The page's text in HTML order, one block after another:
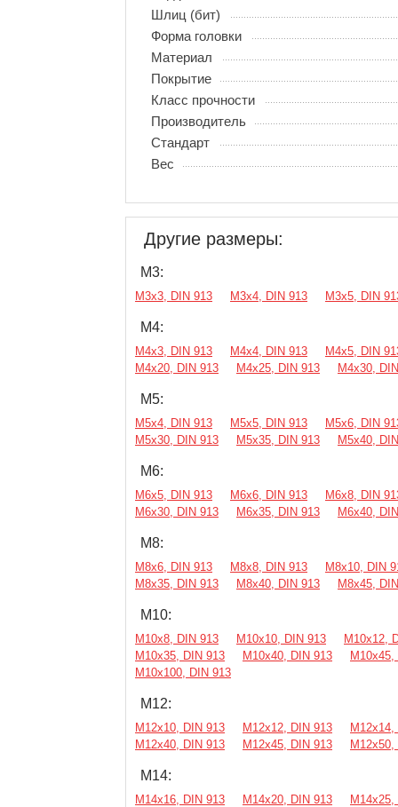
Шлиц (бит)
Форма головки
Материал
Покрытие
Класс прочности
Производитель
Стандарт
Вес
Другие размеры:
М3:
М3х3, DIN 913 М3х4, DIN 913 М3х5, DIN
М4:
М4х3, DIN 913 М4х4, DIN 913
М4х5, DIN
М4х20, DIN 913
М4х25, DIN 913 М4х30,
М5:
М5х4, DIN 913 М5х5, DIN 913
М5х6, DIN
М5х30, DIN 913
М5х35, DIN 913 М5х40,
М6:
М6х5, DIN 913 М6х6, DIN 913
М6х8, DIN
М6х30, DIN 913
М6х35, DIN 913 М6х40,
М8:
М8х6, DIN 913 М8х8, DIN 913
М8х10, DIN
М8х35, DIN 913
М8х40, DIN 913 М8х45,
М10:
М10х8, DIN 913 М10х10, DIN 913
М10х12,
М10х35, DIN 913
М10х40, DIN 913
М10х45,
М10х100, DIN 913
М12:
М12х10, DIN 913 М12х12, DIN 913
М12х14,
М12х40, DIN 913
М12х45, DIN 913 М12х50,
М14:
М14х16, DIN 913 М14х20, DIN 913
М14х25,